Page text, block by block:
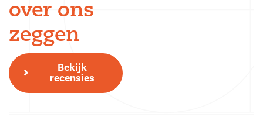
over ons
zeggen
Bekijk
recensies